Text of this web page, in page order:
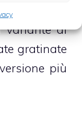
, ma oggi
variante di
gratinate
più